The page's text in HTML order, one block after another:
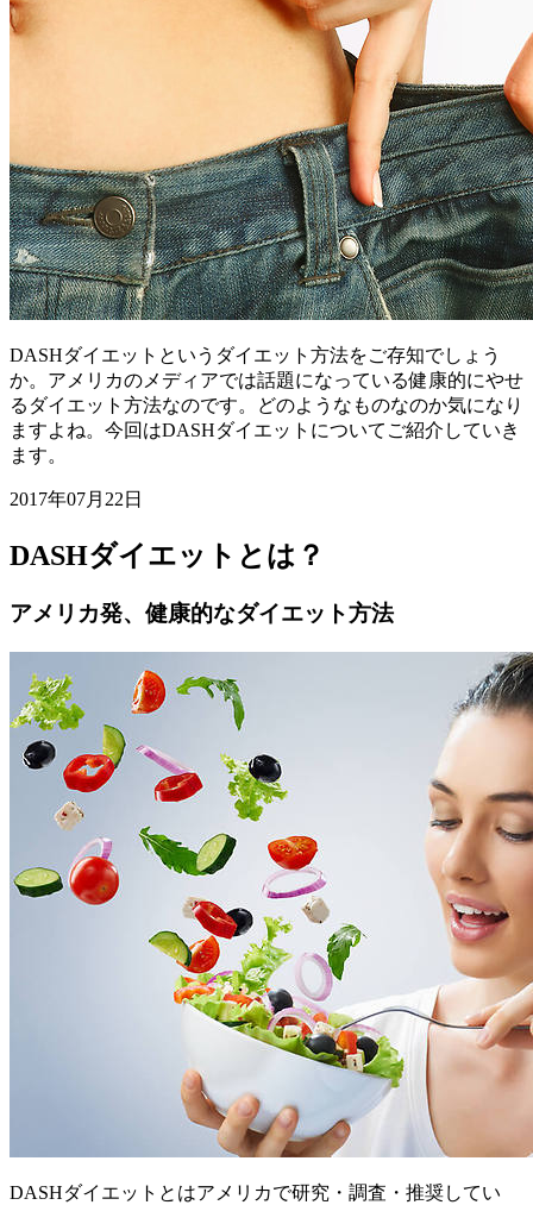
DASHダイエットというダイエット方法をご存知でしょう
か。アメリカのメディアでは話題になっている健康的にやせ
るダイエット方法なのです。どのようなものなのか気になり
ますよね。今回はDASHダイエットについてご紹介していき
ます。
2017年07月22日
DASHダイエットとは？
アメリカ発、健康的なダイエット方法
DASHダイエットとはアメリカで研究・調査・推奨してい